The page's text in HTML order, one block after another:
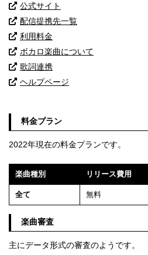
公式サイト
配信提携先一覧
利用料金
ボカロ楽曲について
歌詞連携
ヘルプページ
料金プラン
2022年現在の料金プランです。
楽曲種別 リリース費用
全て 無料
楽曲審査
主にデータ形式の審査のようです。